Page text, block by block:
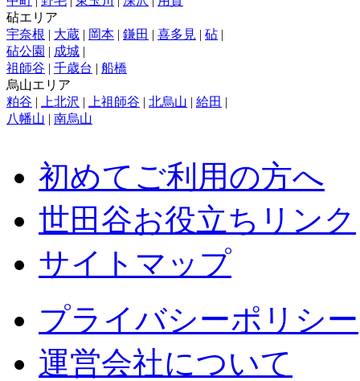
砧エリア
宇奈根 | 大蔵 | 岡本 | 鎌田 | 喜多見 | 砧 |
砧公園 | 成城 |
祖師谷 | 千歳台 | 船橋
烏山エリア
粕谷 | 上北沢 | 上祖師谷 | 北烏山 | 給田 |
八幡山 | 南烏山
初めてご利用の方へ
世田谷お役立ちリンク
サイトマップ
プライバシーポリシー
運営会社について